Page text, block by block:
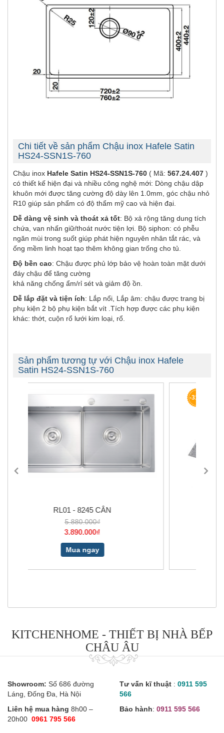
Chi tiết về sản phẩm Chậu inox Hafele Satin
HS24-SSN1S-760
Chậu inox Hafele Satin HS24-SSN1S-760 ( Mã: 567.24.407 )
có thiết kế hiện đại và nhiều công nghệ mới: Dòng chậu dập
khuôn mới được tăng cường độ dày lên 1.0mm, góc chậu nhỏ
R10 giúp sản phẩm có độ thẩm mỹ cao và hiện đại.
Dễ dàng vệ sinh và thoát xả tốt: Bộ xả rộng tăng dung tích
chứa, van nhấn giữ/thoát nước tiện lợi. Bộ siphon: có phễu
ngăn mùi trong suốt giúp phát hiện nguyên nhân tắt rác, và
ống mềm linh hoạt tạo thêm không gian trống cho tủ.
Độ bền cao: Chậu được phủ lớp bảo vệ hoàn toàn mặt dưới
đáy chậu để tăng cường
khả năng chống ẩm/rỉ sét và giảm độ ồn.
Dễ lắp đặt và tiện ích: Lắp nổi, Lắp âm: chậu được trang bị
phụ kiện 2 bộ phụ kiện bắt vít .Tích hợp được các phụ kiện
khác: thớt, cuộn rổ lưới kim loại, rổ.
Sản phẩm tương tự với Chậu inox Hafele
Satin HS24-SSN1S-760
-31%
KITCHENHOME - THIẾT BỊ NHÀ BẾP
CHÂU ÂU
Showroom: Số 686 đường
Láng, Đống Đa, Hà Nội
Liên hệ mua hàng 8h00 –
20h00 0961 795 566
Tư vấn kĩ thuật : 0911 595
566
Bảo hành: 0911 595 566